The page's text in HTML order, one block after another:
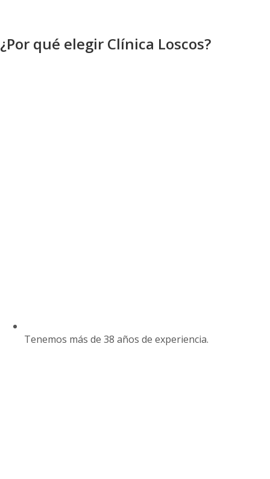
¿Por qué elegir Clínica Loscos?
Tenemos más de 38 años de experiencia.